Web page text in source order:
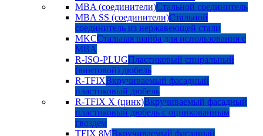
MBA (соединители)Стальной соединитель
MBA SS (соединители)Стальной
соединитель из нержавеющей стали
MKCСтальная шайба для использования с
MBA
R-ISO-PLUGПластиковый спиральный
(винтовой) дюбель
R-TFIXВкручиваемый фасадный
пластиковый дюбель
R-TFIX X (цинк)Вкручиваемый фасадный
пластиковый дюбель с оцинкованным
гвоздем
TFIX 8MВкручиваемый фасадный